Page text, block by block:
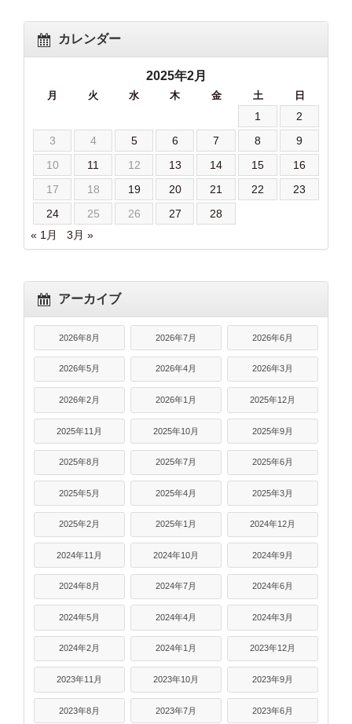
カレンダー
2025年2月
月 火 水 木 金 土 日
1
2
3
4 5 6 7 8
9
10
11 12 13 14 15
16
17
18 19 20 21 22
23
24
25 26 27
28
« 1月
3月 »
アーカイブ
2026年8月 2026年7月 2026年6月
2026年5月 2026年4月 2026年3月
2026年2月 2026年1月 2025年12月
2025年11月 2025年10月 2025年9月
2025年8月 2025年7月 2025年6月
2025年5月 2025年4月 2025年3月
2025年2月 2025年1月 2024年12月
2024年11月 2024年10月 2024年9月
2024年8月 2024年7月 2024年6月
2024年5月 2024年4月 2024年3月
2024年2月 2024年1月 2023年12月
2023年11月 2023年10月 2023年9月
2023年8月 2023年7月 2023年6月